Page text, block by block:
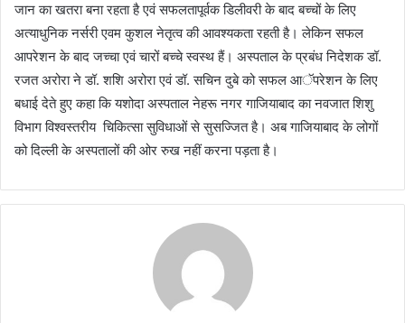
जान का खतरा बना रहता है एवं सफलतापूर्वक डिलीवरी के बाद बच्चों के लिए
अत्याधुनिक नर्सरी एवम कुशल नेतृत्व की आवश्यकता रहती है। लेकिन सफल
आपरेशन के बाद जच्चा एवं चारों बच्चे स्वस्थ हैं। अस्पताल के प्रबंध निदेशक डॉ.
रजत अरोरा ने डॉ. शशि अरोरा एवं डॉ. सचिन दुबे को सफल आॅपरेशन के लिए
बधाई देते हुए कहा कि यशोदा अस्पताल नेहरू नगर गाजियाबाद का नवजात शिशु
विभाग विश्वस्तरीय चिकित्सा सुविधाओं से सुसज्जित है। अब गाजियाबाद के लोगों
को दिल्ली के अस्पतालों की ओर रुख नहीं करना पड़ता है।